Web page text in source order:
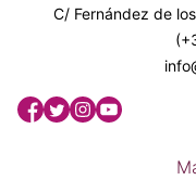
C/ Fernández de